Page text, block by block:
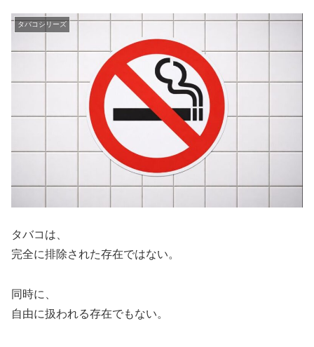
タバコシリーズ
タバコは、
完全に排除された存在ではない。
同時に、
自由に扱われる存在でもない。